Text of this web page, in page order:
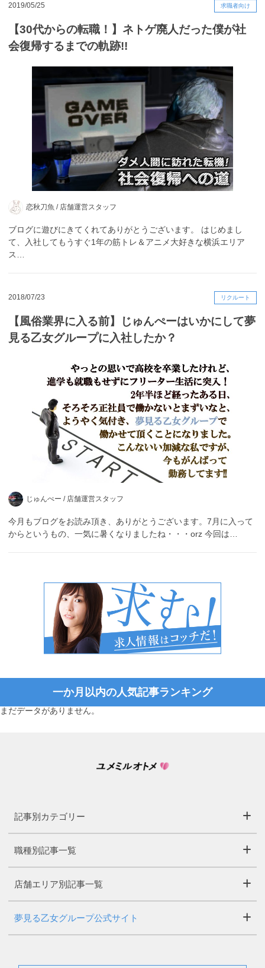
2019/05/25 求職者向け
【30代からの転職！】ネトゲ廃人だった僕が社
会復帰するまでの軌跡!!
恋秋刀魚 / 店舗運営スタッフ
ブログに遊びにきてくれてありがとうございます。 はじめまし
て、入社してもうすぐ1年の筋トレ＆アニメ大好きな横浜エリア
ス…
2018/07/23 リクルート
【風俗業界に入る前】じゅんぺーはいかにして夢
見る乙女グループに入社したか？
じゅんぺー / 店舗運営スタッフ
今月もブログをお読み頂き、ありがとうございます。7月に入って
からというもの、一気に暑くなりましたね・・・orz 今回は…
一か月以内の人気記事ランキング
まだデータがありません。
記事別カテゴリー
職種別記事一覧
店舗エリア別記事一覧
夢見る乙女グループ公式サイト